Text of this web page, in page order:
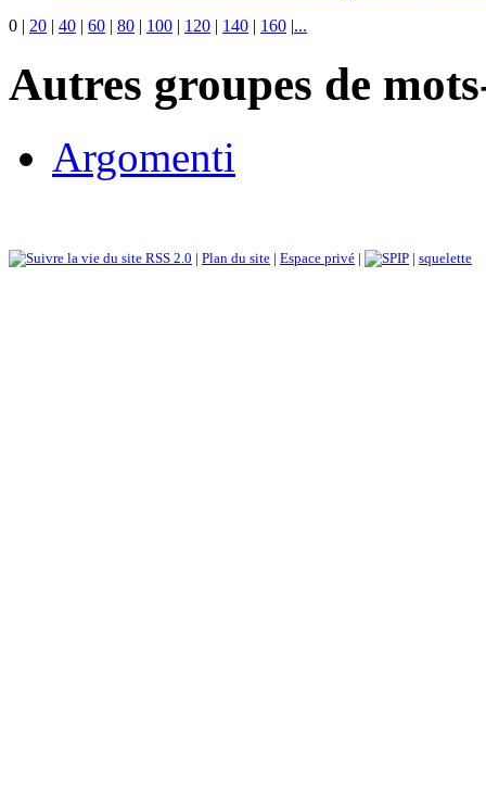
0 | 20 | 40 | 60 | 80 | 100 | 120 | 140 | 160 |...
Autres groupes de
Argomenti
RSS 2.0 | Plan du site | Espace privé | | squelette